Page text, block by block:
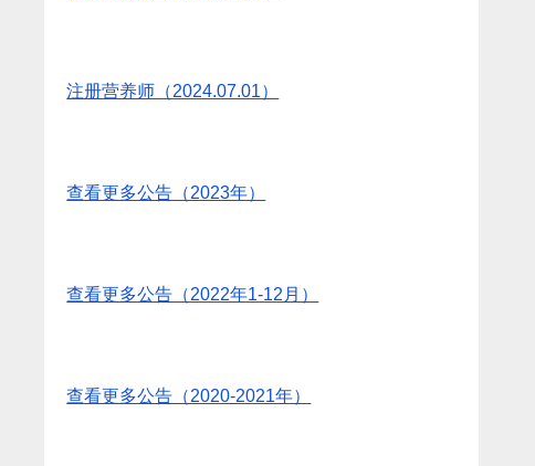
注册营养师（2024.07.01）
查看更多公告（2023年）
查看更多公告（2022年1-12月）
查看更多公告（2020-2021年）